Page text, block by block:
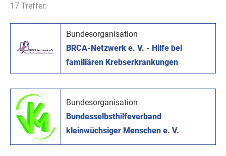
17 Treffer:
Bundesorganisation
BRCA-Netzwerk e. V. - Hilfe bei
familiären Krebserkrankungen
Bundesorganisation
Bundesselbsthilfeverband
kleinwüchsiger Menschen e. V.